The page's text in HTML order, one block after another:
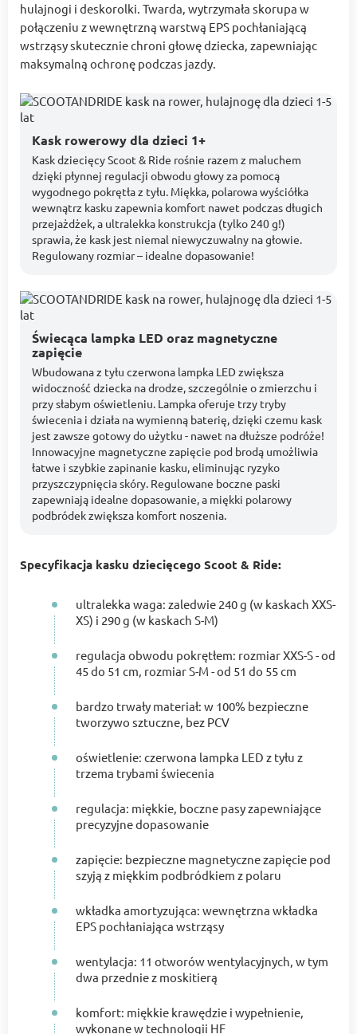
hulajnogi i deskorolki. Twarda, wytrzymała skorupa w
połączeniu z wewnętrzną warstwą EPS pochłaniającą
wstrząsy skutecznie chroni głowę dziecka, zapewniając
maksymalną ochronę podczas jazdy.
Kask rowerowy dla dzieci 1+
Kask dziecięcy Scoot & Ride rośnie razem z maluchem
dzięki płynnej regulacji obwodu głowy za pomocą
wygodnego pokrętła z tyłu. Miękka, polarowa wyściółka
wewnątrz kasku zapewnia komfort nawet podczas długich
przejażdżek, a ultralekka konstrukcja (tylko 240 g!)
sprawia, że kask jest niemal niewyczuwalny na głowie.
Regulowany rozmiar – idealne dopasowanie!
Świecąca lampka LED oraz magnetyczne
zapięcie
Wbudowana z tyłu czerwona lampka LED zwiększa
widoczność dziecka na drodze, szczególnie o zmierzchu i
przy słabym oświetleniu. Lampka oferuje trzy tryby
świecenia i działa na wymienną baterię, dzięki czemu kask
jest zawsze gotowy do użytku - nawet na dłuższe podróże!
Innowacyjne magnetyczne zapięcie pod brodą umożliwia
łatwe i szybkie zapinanie kasku, eliminując ryzyko
przyszczypnięcia skóry. Regulowane boczne paski
zapewniają idealne dopasowanie, a miękki polarowy
podbródek zwiększa komfort noszenia.
Specyfikacja kasku dziecięcego Scoot & Ride:
ultralekka waga: zaledwie 240 g (w kaskach XXS-
XS) i 290 g (w kaskach S-M)
regulacja obwodu pokrętłem: rozmiar XXS-S - od
45 do 51 cm, rozmiar S-M - od 51 do 55 cm
bardzo trwały materiał: w 100% bezpieczne
tworzywo sztuczne, bez PCV
oświetlenie: czerwona lampka LED z tyłu z
trzema trybami świecenia
regulacja: miękkie, boczne pasy zapewniające
precyzyjne dopasowanie
zapięcie: bezpieczne magnetyczne zapięcie pod
szyją z miękkim podbródkiem z polaru
wkładka amortyzująca: wewnętrzna wkładka
EPS pochłaniająca wstrząsy
wentylacja: 11 otworów wentylacyjnych, w tym
dwa przednie z moskitierą
komfort: miękkie krawędzie i wypełnienie,
wykonane w technologii HF